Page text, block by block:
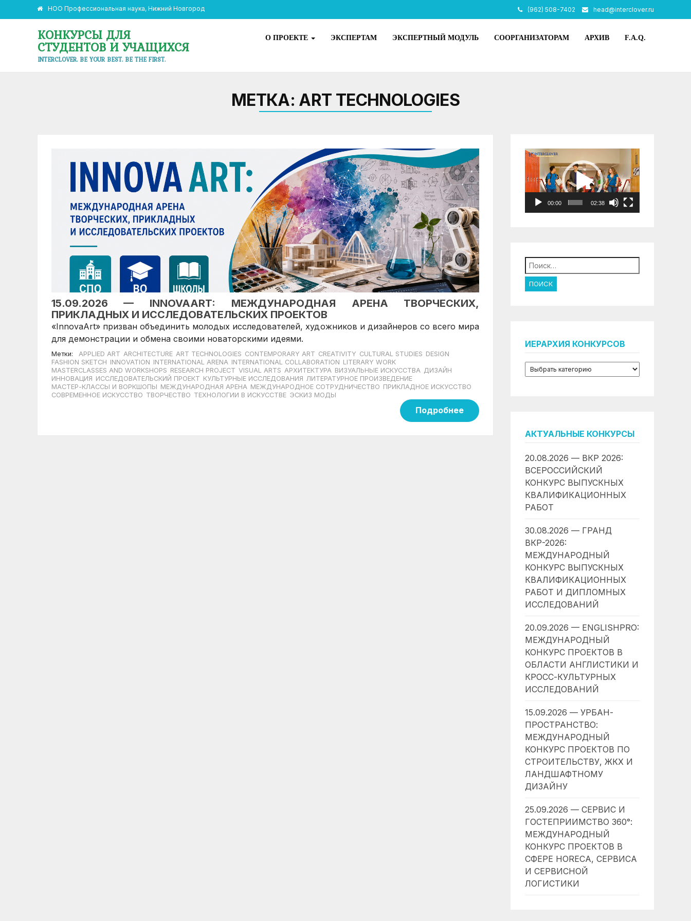
НОО Профессиональная наука, Нижний Новгород (962) 508-7402 head@interclover.ru
КОНКУРСЫ ДЛЯ
СТУДЕНТОВ И УЧАЩИХСЯ
INTERCLOVER. BE YOUR BEST. BE THE FIRST.
О ПРОЕКТЕ ЭКСПЕРТАМ ЭКСПЕРТНЫЙ МОДУЛЬ СООРГАНИЗАТОРАМ АРХИВ F.A.Q.
МЕТКА: ART TECHNOLOGIES
15.09.2026 — INNOVAART: МЕЖДУНАРОДНАЯ АРЕНА ТВОРЧЕСКИХ,
ПРИКЛАДНЫХ И ИССЛЕДОВАТЕЛЬСКИХ ПРОЕКТОВ
«InnovaArt» призван объединить молодых исследователей, художников и дизайнеров со всего мира
для демонстрации и обмена своими новаторскими идеями.
Метки: APPLIED ART ARCHITECTURE ART TECHNOLOGIES CONTEMPORARY ART CREATIVITY CULTURAL STUDIES DESIGN
FASHION SKETCH INNOVATION INTERNATIONAL ARENA INTERNATIONAL COLLABORATION LITERARY WORK
MASTERCLASSES AND WORKSHOPS RESEARCH PROJECT VISUAL ARTS АРХИТЕКТУРА ВИЗУАЛЬНЫЕ ИСКУССТВА ДИЗАЙН
ИННОВАЦИЯ ИССЛЕДОВАТЕЛЬСКИЙ ПРОЕКТ КУЛЬТУРНЫЕ ИССЛЕДОВАНИЯ ЛИТЕРАТУРНОЕ ПРОИЗВЕДЕНИЕ
МАСТЕР-КЛАССЫ И ВОРКШОПЫ МЕЖДУНАРОДНАЯ АРЕНА МЕЖДУНАРОДНОЕ СОТРУДНИЧЕСТВО ПРИКЛАДНОЕ ИСКУССТВО
СОВРЕМЕННОЕ ИСКУССТВО ТВОРЧЕСТВО ТЕХНОЛОГИИ В ИСКУССТВЕ ЭСКИЗ МОДЫ
Подробнее
Видеоплеер
00:00 02:38
Найти:
ИЕРАРХИЯ КОНКУРСОВ
АКТУАЛЬНЫЕ КОНКУРСЫ
20.08.2026 — ВКР 2026:
ВСЕРОССИЙСКИЙ
КОНКУРС ВЫПУСКНЫХ
КВАЛИФИКАЦИОННЫХ
РАБОТ
30.08.2026 — ГРАНД
ВКР-2026:
МЕЖДУНАРОДНЫЙ
КОНКУРС ВЫПУСКНЫХ
КВАЛИФИКАЦИОННЫХ
РАБОТ И ДИПЛОМНЫХ
ИССЛЕДОВАНИЙ
20.09.2026 — ENGLISHPRO:
МЕЖДУНАРОДНЫЙ
КОНКУРС ПРОЕКТОВ В
ОБЛАСТИ АНГЛИСТИКИ И
КРОСС-КУЛЬТУРНЫХ
ИССЛЕДОВАНИЙ
15.09.2026 — УРБАН-
ПРОСТРАНСТВО:
МЕЖДУНАРОДНЫЙ
КОНКУРС ПРОЕКТОВ ПО
СТРОИТЕЛЬСТВУ, ЖКХ И
ЛАНДШАФТНОМУ
ДИЗАЙНУ
25.09.2026 — СЕРВИС И
ГОСТЕПРИИМСТВО 360°:
МЕЖДУНАРОДНЫЙ
КОНКУРС ПРОЕКТОВ В
СФЕРЕ HORECA, СЕРВИСА
И СЕРВИСНОЙ
ЛОГИСТИКИ